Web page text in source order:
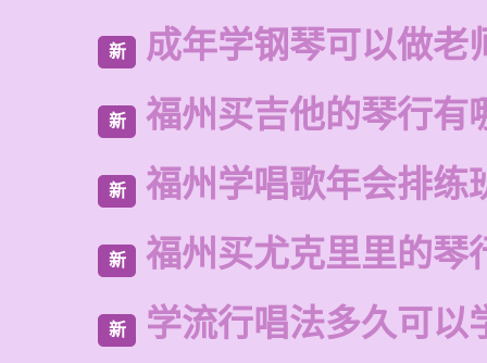
新 成年学钢琴可以做老
新 福州买吉他的琴行有
新 福州学唱歌年会排练
新 福州买尤克里里的琴
新 学流行唱法多久可以